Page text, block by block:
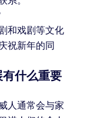
和戏剧等文化
祝新年的同
什么重要
人通常会与家